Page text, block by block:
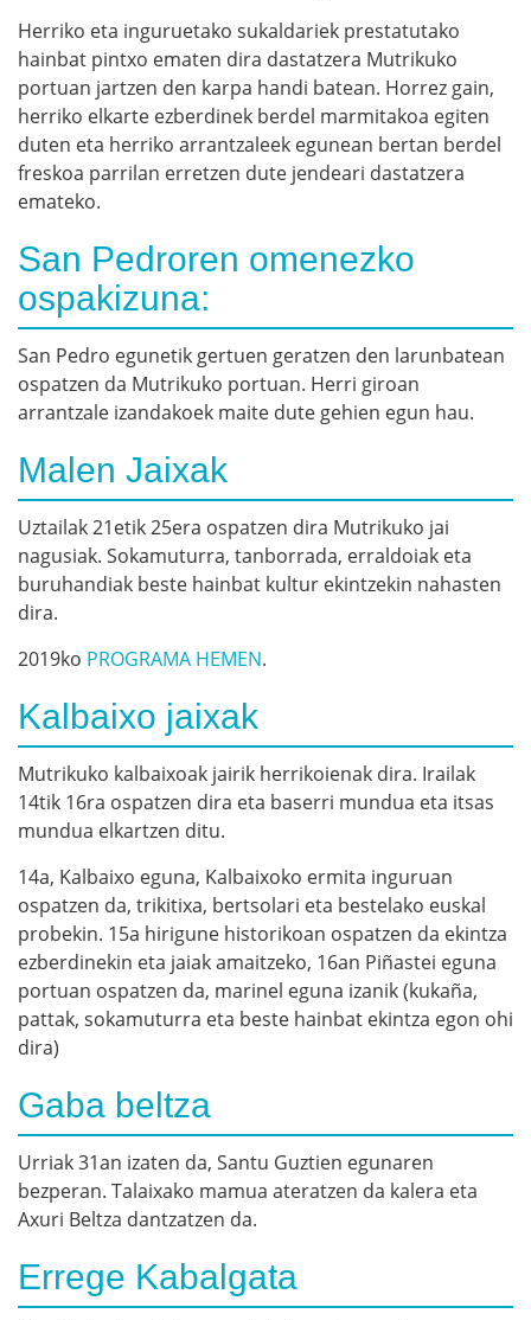
Herriko eta inguruetako sukaldariek prestatutako
hainbat pintxo ematen dira dastatzera Mutrikuko
portuan jartzen den karpa handi batean. Horrez gain,
herriko elkarte ezberdinek berdel marmitakoa egiten
duten eta herriko arrantzaleek egunean bertan berdel
freskoa parrilan erretzen dute jendeari dastatzera
emateko.
San Pedroren omenezko
ospakizuna:
San Pedro egunetik gertuen geratzen den larunbatean
ospatzen da Mutrikuko portuan. Herri giroan
arrantzale izandakoek maite dute gehien egun hau.
Malen Jaixak
Uztailak 21etik 25era ospatzen dira Mutrikuko jai
nagusiak. Sokamuturra, tanborrada, erraldoiak eta
buruhandiak beste hainbat kultur ekintzekin nahasten
dira.
2019ko PROGRAMA HEMEN.
Kalbaixo jaixak
Mutrikuko kalbaixoak jairik herrikoienak dira. Irailak
14tik 16ra ospatzen dira eta baserri mundua eta itsas
mundua elkartzen ditu.
14a, Kalbaixo eguna, Kalbaixoko ermita inguruan
ospatzen da, trikitixa, bertsolari eta bestelako euskal
probekin. 15a hirigune historikoan ospatzen da ekintza
ezberdinekin eta jaiak amaitzeko, 16an Piñastei eguna
portuan ospatzen da, marinel eguna izanik (kukaña,
pattak, sokamuturra eta beste hainbat ekintza egon ohi
dira)
Gaba beltza
Urriak 31an izaten da, Santu Guztien egunaren
bezperan. Talaixako mamua ateratzen da kalera eta
Axuri Beltza dantzatzen da.
Errege Kabalgata